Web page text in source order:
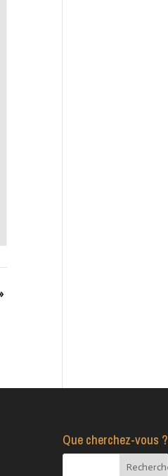
Que cherchez-vous ?